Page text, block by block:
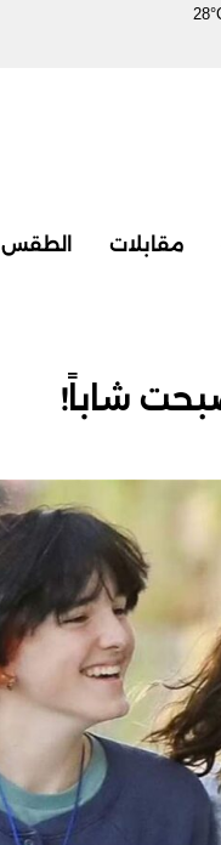
مقابلات الطقس
شاباً!